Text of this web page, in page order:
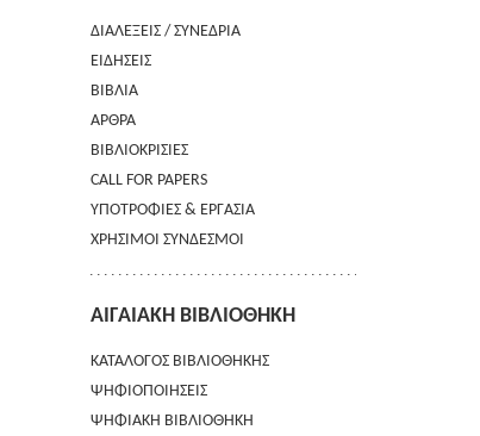
ΔΙΑΛΕΞΕΙΣ / ΣΥΝΕΔΡΙΑ
ΕΙΔΗΣΕΙΣ
ΒΙΒΛΙΑ
ΑΡΘΡΑ
ΒΙΒΛΙΟΚΡΙΣΙΕΣ
CALL FOR PAPERS
ΥΠΟΤΡΟΦΙΕΣ & ΕΡΓΑΣΙΑ
ΧΡΗΣΙΜΟΙ ΣΥΝΔΕΣΜΟΙ
ΑΙΓΑΙΑΚΗ ΒΙΒΛΙΟΘΗΚΗ
ΚΑΤΑΛΟΓΟΣ ΒΙΒΛΙΟΘΗΚΗΣ
ΨΗΦΙΟΠΟΙΗΣΕΙΣ
ΨΗΦΙΑΚΗ ΒΙΒΛΙΟΘΗΚΗ